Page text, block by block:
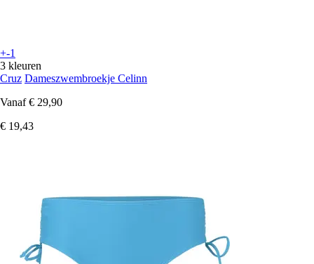
+-1
3 kleuren
Cruz Dameszwembroekje Celinn
Vanaf € 29,90
€ 19,43